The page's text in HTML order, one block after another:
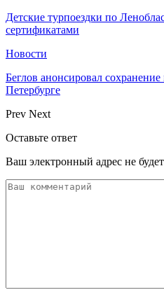
Детские турпоездки по
сертификатами
Новости
Беглов анонсировал
Петербурге
Prev Next
Оставьте ответ
Ваш электронный адрес не